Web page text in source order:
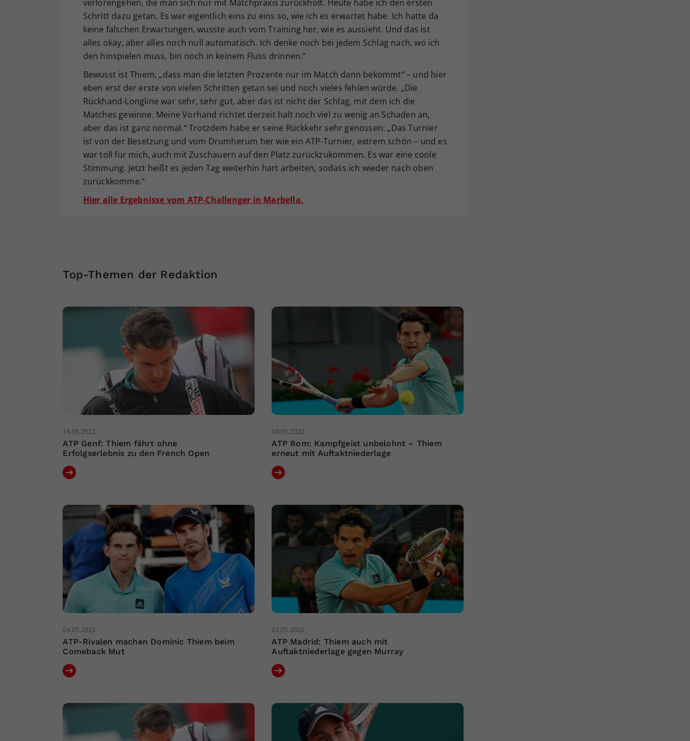
verlorengehen, die man sich nur mit Matchpraxis zurückholt. Heute habe ich den ersten
Schritt dazu getan. Es war eigentlich eins zu eins so, wie ich es erwartet habe. Ich hatte da
keine falschen Erwartungen, wusste auch vom Training her, wie es aussieht. Und das ist
alles okay, aber alles noch null automatisch. Ich denke noch bei jedem Schlag nach, wo ich
den hinspielen muss, bin noch in keinem Fluss drinnen.“
Bewusst ist Thiem, „dass man die letzten Prozente nur im Match dann bekommt“ – und hier
eben erst der erste von vielen Schritten getan sei und noch vieles fehlen würde. „Die
Rückhand-Longline war sehr, sehr gut, aber das ist nicht der Schlag, mit dem ich die
Matches gewinne. Meine Vorhand richtet derzeit halt noch viel zu wenig an Schaden an,
aber das ist ganz normal.“ Trotzdem habe er seine Rückkehr sehr genossen: „Das Turnier
ist von der Besetzung und vom Drumherum her wie ein ATP-Turnier, extrem schön – und es
war toll für mich, auch mit Zuschauern auf den Platz zurückzukommen. Es war eine coole
Stimmung. Jetzt heißt es jeden Tag weiterhin hart arbeiten, sodass ich wieder nach oben
zurückkomme.“
Hier alle Ergebnisse vom ATP-Challenger in Marbella.
Top-Themen der Redaktion
16.05.2022
ATP Genf: Thiem fährt ohne
Erfolgserlebnis zu den French Open
09.05.2022
ATP Rom: Kampfgeist unbelohnt – Thiem
erneut mit Auftaktniederlage
04.05.2022
ATP-Rivalen machen Dominic Thiem beim
Comeback Mut
02.05.2022
ATP Madrid: Thiem auch mit
Auftaktniederlage gegen Murray